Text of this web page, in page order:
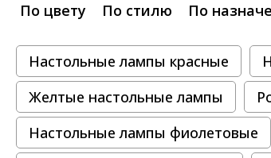
По цвету По стилю По
Настольные лампы красные
Желтые настольные лампы
Настольные лампы фиолетовые